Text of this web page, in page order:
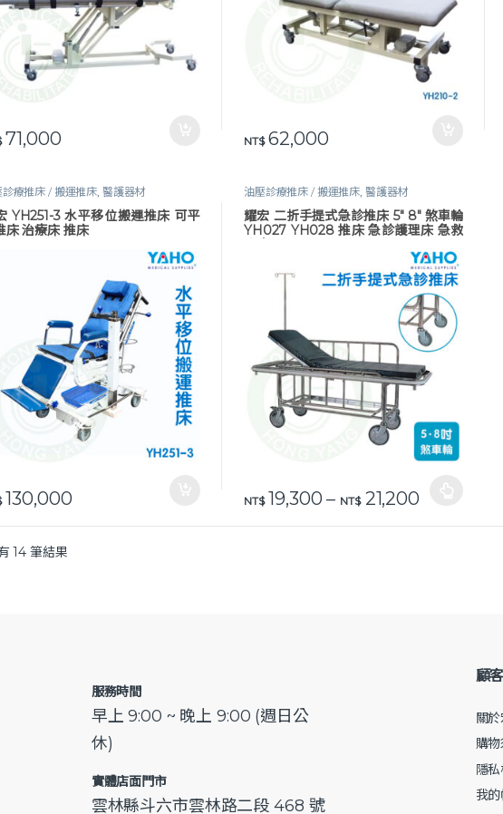
71,000 NT$62,000
診療推床 / 搬運推床, 醫護器材
YH251-3 水平移位搬運推床 可平
床 治療床 推床
130,000
油壓診療推床 / 搬運推床, 醫護器材
耀宏 二折手提式急診推床 5″ 8″ 煞車輪
YH027 YH028 推床 急診護理床 急救
NT$19,300 – NT$21,200價格範圍
此產品有多種款式。 可在產品頁面選擇選項
14 筆結果
服務時間
早上 9:00 ~ 晚上 9:00 (週日公
休)
實體店面門市
雲林縣斗六市雲林路二段 468 號
顧
關
購
隱
我